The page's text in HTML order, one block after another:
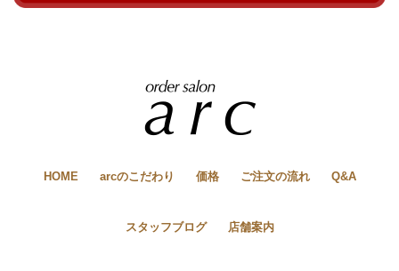
HOME arcのこだわり 価格 ご注文の流れ Q&A
スタッフブログ 店舗案内